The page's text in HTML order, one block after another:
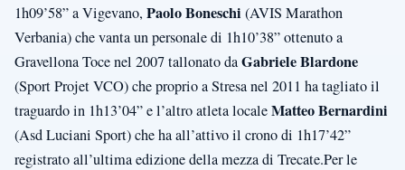
1h09’58” a Vigevano, Paolo Boneschi (AVIS Marathon
Verbania) che vanta un personale di 1h10’38” ottenuto a
Gravellona Toce nel 2007 tallonato daGabriele Blardone
(Sport Projet VCO) che proprio a Stresa nel 2011 ha tagliato il
traguardo in 1h13’04” e l’altro atleta localeMatteo Bernardini
(Asd Luciani Sport) che ha all’attivo il crono di 1h17’42”
registrato all’ultima edizione della mezza di Trecate.Per le